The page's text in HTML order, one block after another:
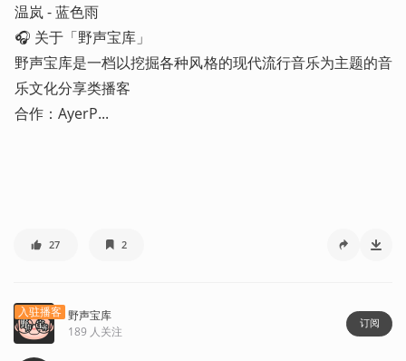
温岚 - 蓝色雨
🎧 关于「野声宝库」
野声宝库是一档以挖掘各种风格的现代流行音乐为主题的音
乐文化分享类播客
合作：AyerP...
27 2
入驻播客 野声宝库
189 人关注
订阅